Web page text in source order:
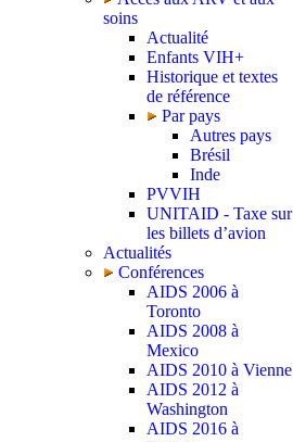
soins
Actualité
Enfants VIH+
Historique et textes
de référence
Par pays
Autres pays
Brésil
Inde
PVVIH
UNITAID - Taxe sur
les billets d’avion
Actualités
Conférences
AIDS 2006 à
Toronto
AIDS 2008 à
Mexico
AIDS 2010 à Vienne
AIDS 2012 à
Washington
AIDS 2016 à